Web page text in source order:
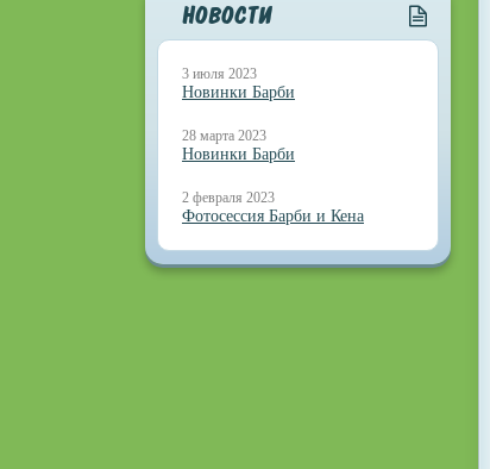
НОВОСТИ
3 июля 2023
Новинки Барби
28 марта 2023
Новинки Барби
2 февраля 2023
Фотосессия Барби и Кена